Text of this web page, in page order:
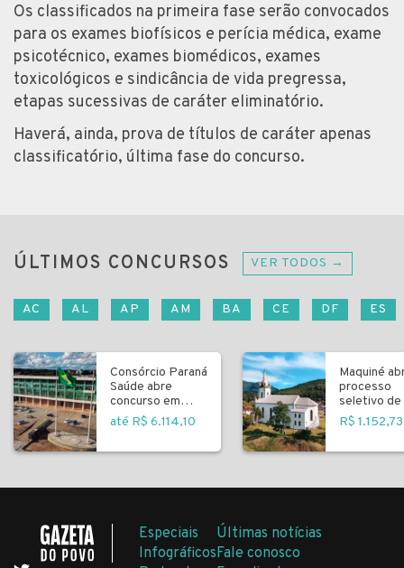
Os classificados na primeira fase serão convocados
para os exames biofísicos e perícia médica, exame
psicotécnico, exames biomédicos, exames
toxicológicos e sindicância de vida pregressa,
etapas sucessivas de caráter eliminatório.
Haverá, ainda, prova de títulos de caráter apenas
classificatório, última fase do concurso.
ÚLTIMOS CONCURSOS VER TODOS →
AC AL AP AM BA CE DF ES
Consórcio Paraná
Saúde abre
concurso em
Curitiba
até R$ 6.114,10
Maquiné
processo
seletivo de
R$ 1.152,73
Especiais
Infográficos
Últimas notícias
Fale conosco